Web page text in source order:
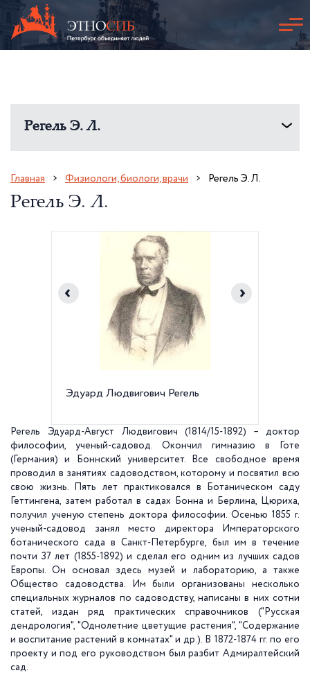
Регель Э. Л.
Главная Физиологи, биологи, врачи Регель Э. Л.
Регель Э. Л.
Эдуард Людвигович Регель
Регель Эдуард-Август Людвигович (1814/15-1892) – доктор
философии, ученый-садовод. Окончил гимназию в Готе
(Германия) и Боннский университет. Все свободное время
проводил в занятиях садоводством, которому и посвятил всю
свою жизнь. Пять лет практиковался в Ботаническом саду
Геттингена, затем работал в садах Бонна и Берлина, Цюриха,
получил ученую степень доктора философии. Осенью 1855 г.
ученый-садовод занял место директора Императорского
ботанического сада в Санкт-Петербурге, был им в течение
почти 37 лет (1855-1892) и сделал его одним из лучших садов
Европы. Он основал здесь музей и лабораторию, а также
Общество садоводства. Им были организованы несколько
специальных журналов по садоводству, написаны в них сотни
статей, издан ряд практических справочников ("Русская
дендрология", "Однолетние цветущие растения", "Содержание
и воспитание растений в комнатах" и др.). В 1872-1874 гг. по его
проекту и под его руководством был разбит Адмиралтейский
сад.